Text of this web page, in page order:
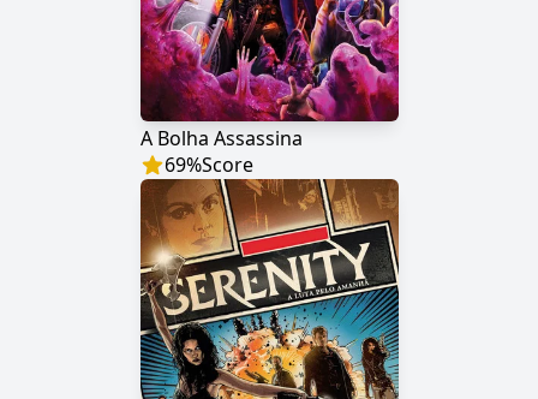
A Bolha Assassina
69%Score